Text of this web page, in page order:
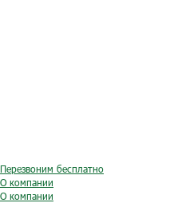
Перезвоним бесплатно
О компании
О компании